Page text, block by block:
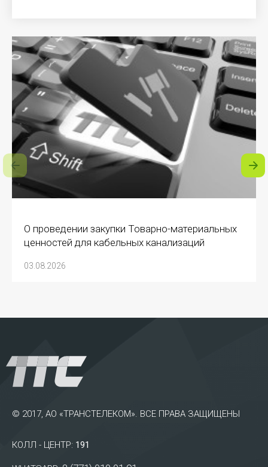
О проведении закупки Товарно-материальных
ценностей для кабельных канализаций
03.08.2026
© 2017, АО «ТРАНСТЕЛЕКОМ». ВСЕ ПРАВА ЗАЩИЩЕНЫ
КОЛЛ - ЦЕНТР: 191